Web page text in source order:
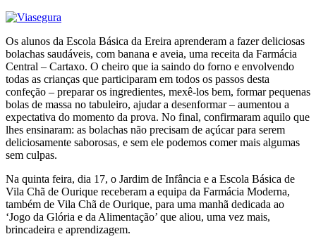
Os alunos da Escola Básica da Ereira aprenderam a fazer deliciosas
bolachas saudáveis, com banana e aveia, uma receita da Farmácia
Central – Cartaxo. O cheiro que ia saindo do forno e envolvendo
todas as crianças que participaram em todos os passos desta
confeção – preparar os ingredientes, mexê-los bem, formar pequenas
bolas de massa no tabuleiro, ajudar a desenformar – aumentou a
expectativa do momento da prova. No final, confirmaram aquilo que
lhes ensinaram: as bolachas não precisam de açúcar para serem
deliciosamente saborosas, e sem ele podemos comer mais algumas
sem culpas.
Na quinta feira, dia 17, o Jardim de Infância e a Escola Básica de
Vila Chã de Ourique receberam a equipa da Farmácia Moderna,
também de Vila Chã de Ourique, para uma manhã dedicada ao
‘Jogo da Glória e da Alimentação’ que aliou, uma vez mais,
brincadeira e aprendizagem.